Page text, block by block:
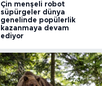
Çin menşeli robot
süpürgeler dünya
genelinde popülerlik
kazanmaya devam
ediyor